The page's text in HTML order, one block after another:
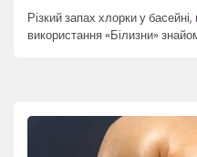
Різкий запах хлорки у басейні,
використання «Білизни»